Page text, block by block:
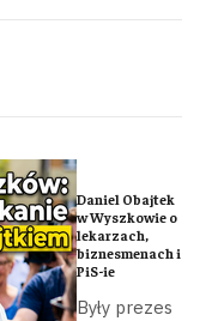
Daniel Obajtek
w Wyszkowie o
lekarzach,
biznesmenach i
PiS-ie
Były prezes